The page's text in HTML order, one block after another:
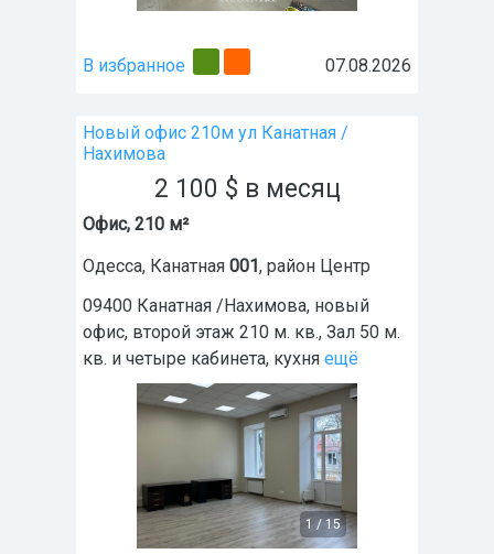
В избранное 07.08.2026
Новый офис 210м ул Канатная /
Нахимова
2 100 $ в месяц
Офис, 210 м²
Одесса, Канатная 001, район Центр
09400 Канатная /Нахимова, новый
офис, второй этаж 210 м. кв., Зал 50 м.
кв. и четыре кабинета, кухня ещё
1 / 15